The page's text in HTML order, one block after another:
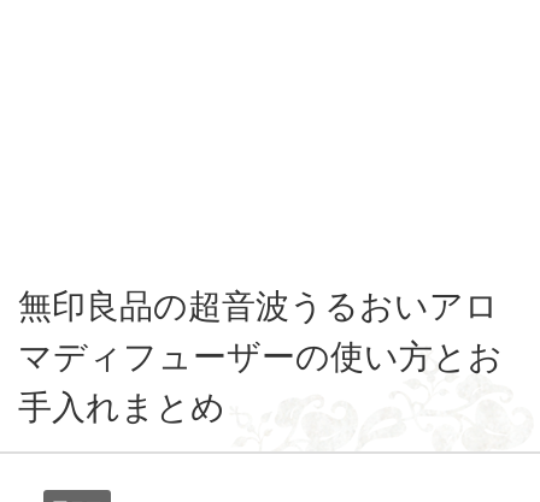
無印良品の超音波うるおいアロ
マディフューザーの使い方とお
手入れまとめ